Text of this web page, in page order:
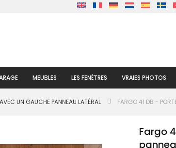
MEUBLES LES FENÊTRES VRAIES PHOTOS
UN GAUCHE PANNEAU LATÉRAL FARGO 41 DB -
Fargo